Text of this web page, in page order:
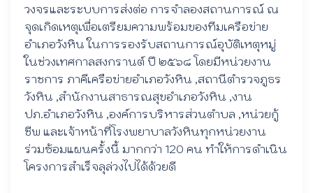
วงจรและระบบการส่งต่อ การจำลองสถานการณ์ ณ
จุดเกิดเหตุเพื่อเตรียมความพร้อมของทีมเครือข่าย
อำเภอวังหิน ในการรองรับสถานการณ์อุบัติเหตุหมู่
ในช่วงเทศกาลสงกรานต์ ปี ๒๕๖๘ โดยมีหน่วยงาน
ราชการ ภาคีเครือข่ายอำเภอวังหิน ,สถานีตำรวจภูธร
วังหิน ,สำนักงานสาธารณสุขอำเภอวังหิน ,งาน
ปภ.อำเภอวังหิน ,องค์การบริหารส่วนตำบล ,หน่วยกู้
ชีพ และเจ้าหน้าที่โรงพยาบาลวังหินทุกหน่วยงาน
ร่วมซ้อมแผนครั้งนี้ มากกว่า 120 คน ทำให้การดำเนิน
โครงการสำเร็จลุล่วงไปได้ด้วยดี